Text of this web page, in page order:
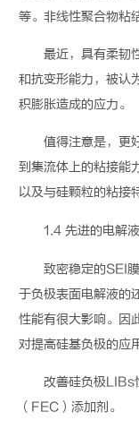
等。非线性聚合物粘
最近，具有柔韧
和抗变形能力，被认
积膨胀造成的应力。
值得注意是，更
到集流体上的粘接能
以及与硅颗粒的粘接
1.4先进的电解
致密稳定的SEI
于负极表面电解液的
性能有很大影响。因
对提高硅基负极的应
改善硅负极LIBs
（ FEC ）添加剂。